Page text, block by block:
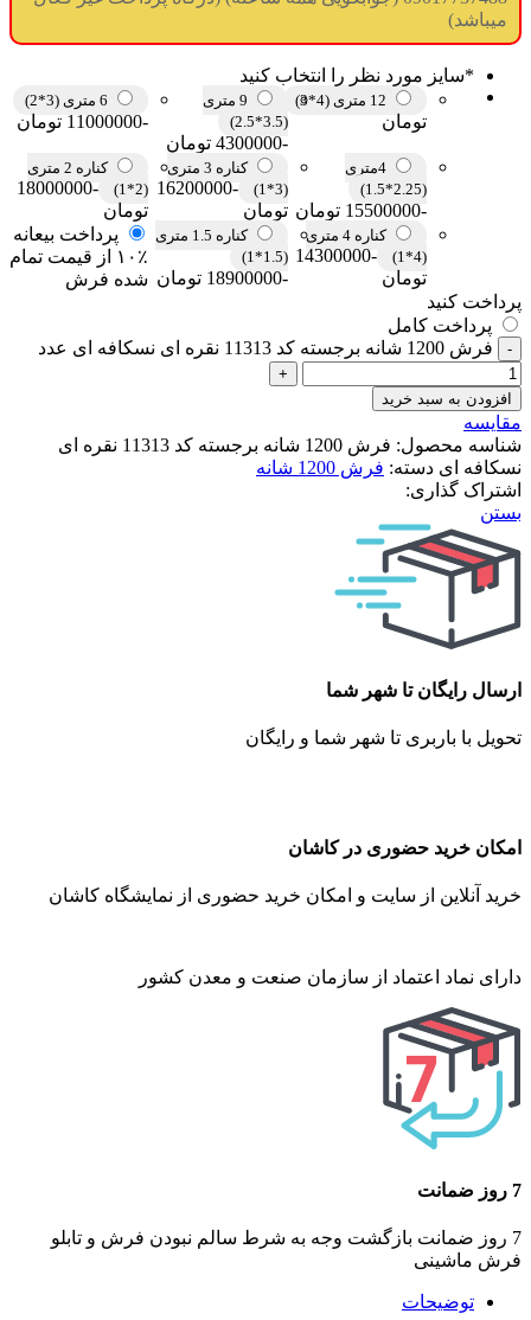
میباشد)
*سایز مورد نظر را انتخاب کنید
12 متری (4*3)
تومان
9 متری
(3.5*2.5)
-4300000 تومان
6 متری (3*2)
-11000000 تومان
4متری
(2.25*1.5)
-15500000 تومان
کناره 3 متری
(3*1)
-16200000
تومان
کناره 2 متری
(2*1)
-18000000
تومان
کناره 4 متری
(4*1)
-14300000
تومان
کناره 1.5 متری
(1.5*1)
-18900000 تومان
پرداخت بیعانه
۱۰٪ از قیمت تمام
شده فرش
پرداخت کنید
پرداخت کامل
فرش 1200 شانه برجسته کد 11313 نقره ای نسکافه ای عدد
افزودن به سبد خرید
مقایسه
شناسه محصول:
فرش 1200 شانه برجسته کد 11313 نقره ای
نسکافه ای دسته: فرش 1200 شانه
اشتراک گذاری:
بستن
ارسال رایگان تا شهر شما
تحویل با باربری تا شهر شما و رایگان
امکان خرید حضوری در کاشان
خرید آنلاین از سایت و امکان خرید حضوری از نمایشگاه کاشان
دارای نماد اعتماد از سازمان صنعت و معدن کشور
7 روز ضمانت
7 روز ضمانت بازگشت وجه به شرط سالم نبودن فرش و تابلو
فرش ماشینی
توضیحات